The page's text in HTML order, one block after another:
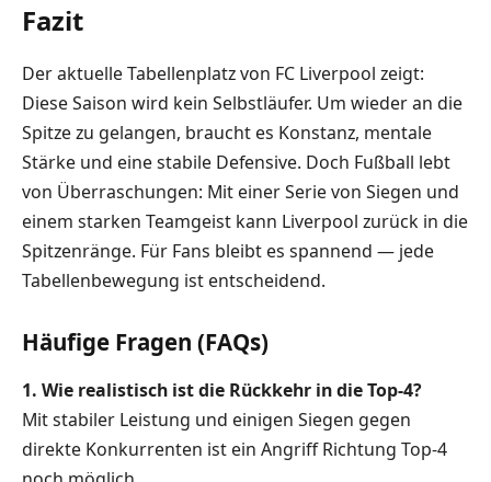
Fazit
Der aktuelle Tabellenplatz von FC Liverpool zeigt:
Diese Saison wird kein Selbstläufer. Um wieder an die
Spitze zu gelangen, braucht es Konstanz, mentale
Stärke und eine stabile Defensive. Doch Fußball lebt
von Überraschungen: Mit einer Serie von Siegen und
einem starken Teamgeist kann Liverpool zurück in die
Spitzenränge. Für Fans bleibt es spannend — jede
Tabellenbewegung ist entscheidend.
Häufige Fragen (FAQs)
1. Wie realistisch ist die Rückkehr in die Top-4?
Mit stabiler Leistung und einigen Siegen gegen
direkte Konkurrenten ist ein Angriff Richtung Top-4